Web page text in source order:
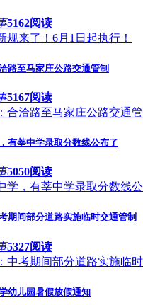
5162阅读
路至马家庄公路交通管制
5167阅读
有莘中学录取分数线公布了
5050阅读
期间部分道路实施临时交通管制
5327阅读
幼儿园暑假放假通知